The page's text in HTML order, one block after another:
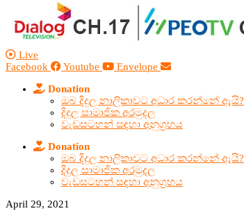
Live
Facebook
Youtube Envelope
Donation
ඔබ දිදුල නාලිකාවට අධාර කරන්නේ ඇයි?
දිදුල සාමාජික අරමුදල
වැඩසටහන් සඳහා අනුග්‍රහය
Donation
ඔබ දිදුල නාලිකාවට අධාර කරන්නේ ඇයි?
දිදුල සාමාජික අරමුදල
වැඩසටහන් සඳහා අනුග්‍රහය
April 29, 2021